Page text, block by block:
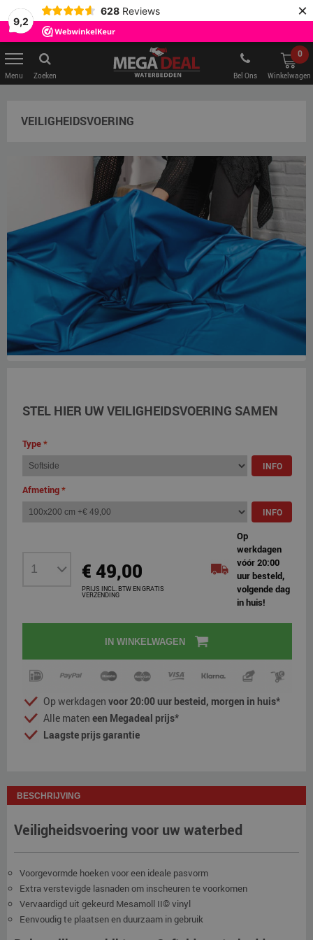
9,2
628 Reviews ×
Zoeken Bel Ons
0
Winkelwagen
VEILIGHEIDSVOERING
STEL HIER UW VEILIGHEIDSVOERING SAMEN
Type*
INFO
Afmeting*
INFO
€ 49,00
PRIJS INCL. BTW EN GRATIS
VERZENDING
Op
werkdagen
vóór 20:00
uur besteld,
volgende dag
in huis!
IN WINKELWAGEN
Op werkdagen voor 20:00 uur besteid, morgen in huis*
Alle maten een Megadeal prijs*
Laagste prijs garantie
BESCHRIJVING
Veiligheidsvoering voor uw waterbed
Voorgevormde hoeken voor een ideale pasvorm
Extra verstevigde lasnaden om inscheuren te voorkomen
Vervaardigd uit gekeurd Mesamoll II© vinyl
Eenvoudig te plaatsen en duurzaam in gebruik